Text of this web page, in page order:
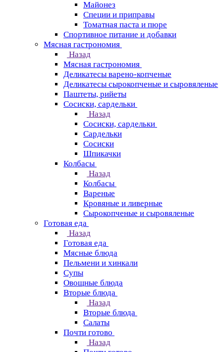
Майонез
Специи и приправы
Томатная паста и пюре
Спортивное питание и добавки
Мясная гастрономия
Назад
Мясная гастрономия
Деликатесы варено-копченые
Деликатесы сырокопченые и сыровяленые
Паштеты, рийеты
Сосиски, сардельки
Назад
Сосиски, сардельки
Сардельки
Сосиски
Шпикачки
Колбасы
Назад
Колбасы
Вареные
Кровяные и ливерные
Сырокопченые и сыровяленые
Готовая еда
Назад
Готовая еда
Мясные блюда
Пельмени и хинкали
Супы
Овощные блюда
Вторые блюда
Назад
Вторые блюда
Салаты
Почти готово
Назад